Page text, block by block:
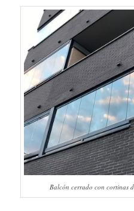
Balcón cerrado con cortinas